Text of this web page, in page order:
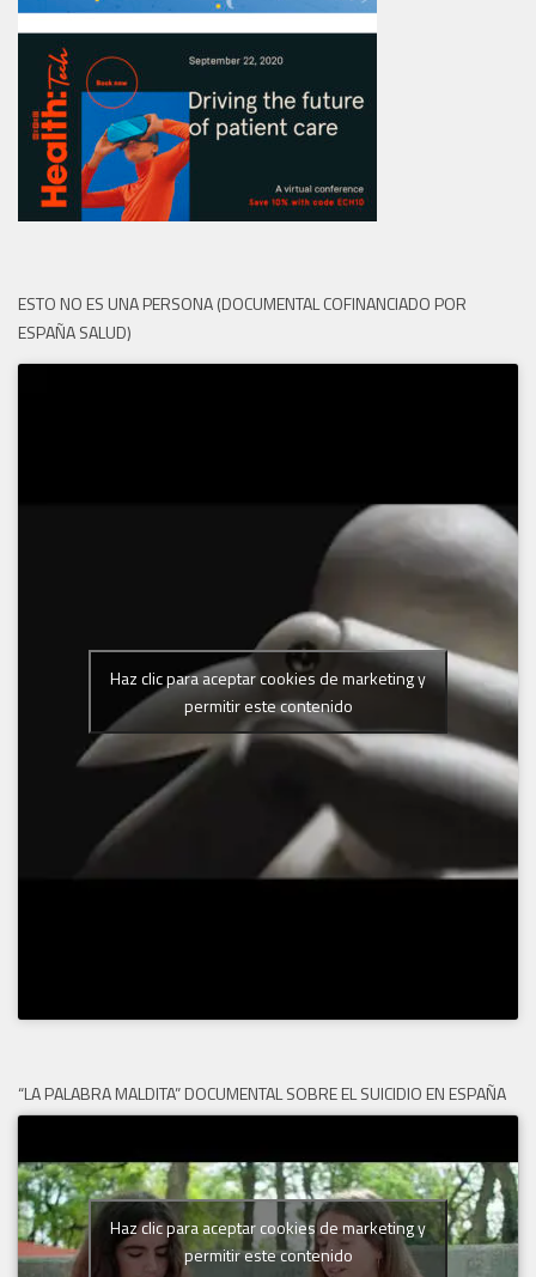
ESTO NO ES UNA PERSONA (DOCUMENTAL COFINANCIADO POR
ESPAÑA SALUD)
Haz clic para aceptar cookies de marketing y
permitir este contenido
“LA PALABRA MALDITA” DOCUMENTAL SOBRE EL SUICIDIO EN ESPAÑA
Haz clic para aceptar cookies de marketing y
permitir este contenido